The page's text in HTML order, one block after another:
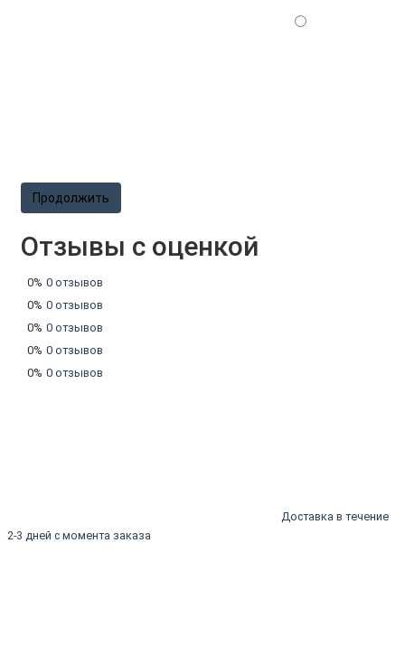
Продолжить
Отзывы с оценкой
0% 0 отзывов
0% 0 отзывов
0% 0 отзывов
0% 0 отзывов
0% 0 отзывов
Доставка в течение
2-3 дней с момента заказа